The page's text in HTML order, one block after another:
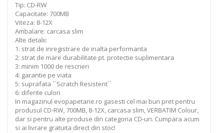
Tip: CD-RW
Capacitate: 700MB
Viteza: 8-12X
Ambalare: carcasa slim
Alte detalii:
1: strat de inregistrare de inalta performanta
2: strat de mare durabilitate pt. protectie suplimentara
3: minim 1000 de rescrieri
4: garantie pe viata
5: suprafata ``Scratch Resistent``
6: diferite culori
In magazinul evopapetarie.ro gasesti cel mai bun pret pentru
produsul CD-RW, 700MB, 8-12X, carcasa slim, VERBATIM Colour,
dar si pentru alte produse din categoria CD-uri. Cumpara acum
si ai livrare gratuita direct din stoc!